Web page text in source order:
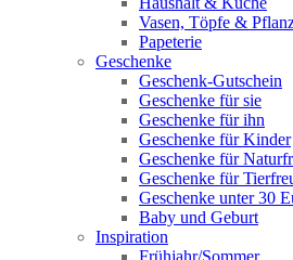
Vasen, Töpfe &
Papeterie
Geschenke
Geschenk-Gutschein
Geschenke für sie
Geschenke für ihn
Geschenke für Kinder
Geschenke für
Geschenke für
Geschenke unter 30
Baby und Geburt
Inspiration
Frühjahr/Sommer